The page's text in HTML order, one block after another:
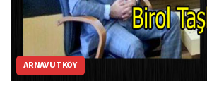
ARNAVUTKÖY